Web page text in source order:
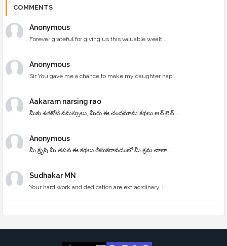
COMMENTS
Anonymous
Forever grateful for giving us this valuable wealt...
Anonymous
Sir You gave me a chance to make my daughter hap...
Aakaram narsing rao
మీకు శతకోటి నమస్సులు, మీరు ఈ చందమామ కథలు ఆన్ లైన్ ...
Anonymous
మీ క్రృషి మీ తపన ఈ కథలు తీసుకరావడంలో మీ శ్రమ చాలా ...
Sudhakar MN
Your hard work and dedication are extraordinary. I...